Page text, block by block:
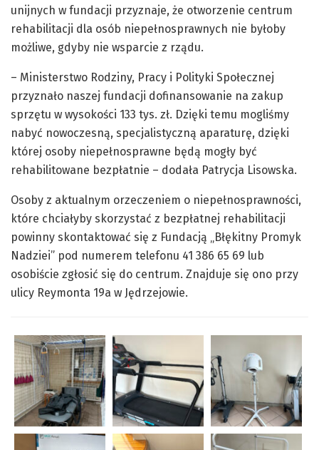
unijnych w fundacji przyznaje, że otworzenie centrum
rehabilitacji dla osób niepełnosprawnych nie byłoby
możliwe, gdyby nie wsparcie z rządu.
– Ministerstwo Rodziny, Pracy i Polityki Społecznej
przyznało naszej fundacji dofinansowanie na zakup
sprzętu w wysokości 133 tys. zł. Dzięki temu mogliśmy
nabyć nowoczesną, specjalistyczną aparaturę, dzięki
której osoby niepełnosprawne będą mogły być
rehabilitowane bezpłatnie – dodała Patrycja Lisowska.
Osoby z aktualnym orzeczeniem o niepełnosprawności,
które chciałyby skorzystać z bezpłatnej rehabilitacji
powinny skontaktować się z Fundacją „Błękitny Promyk
Nadziei” pod numerem telefonu 41 386 65 69 lub
osobiście zgłosić się do centrum. Znajduje się ono przy
ulicy Reymonta 19a w Jędrzejowie.